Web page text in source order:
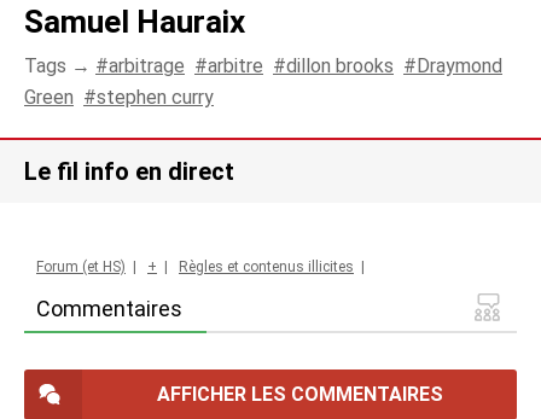
Samuel Hauraix
Tags → arbitrage arbitre dillon brooks
Draymond
Green
stephen curry
Le fil info en direct
Commentaires
Forum (et HS) | + | Règles et contenus illicites |
AFFICHER LES COMMENTAIRES